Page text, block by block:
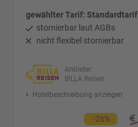
gewählter Tarif: Standardtarif
stornierbar laut AGBs
nicht flexibel stornierbar
Anbieter:
BILLA Reisen
Hotelbeschreibung anzeigen
-26% €